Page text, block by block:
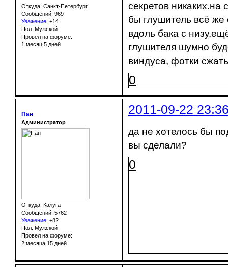
Откуда: Санкт-Петербург
Сообщений: 969
Уважение: +14
Пол: Мужской
Провел на форуме:
1 месяц 5 дней
секретов
бы глушитель всё же
вдоль бака с
глушителя шумно
виндуса, фотки
0
2011-09-22
Пан
Администратор
Откуда: Калуга
Сообщений: 5762
Уважение: +82
Пол: Мужской
Провел на форуме:
2 месяца 15 дней
да не хотелось бы
вы сделали?
0